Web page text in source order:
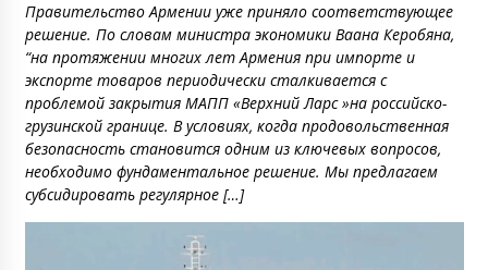
Правительство Армении уже приняло соответствующее
решение. По словам министра экономики Ваана Керобяна,
“на протяжении многих лет Армения при импорте и
экспорте товаров периодически сталкивается с
проблемой закрытия МАПП «Верхний Ларс »на российско-
грузинской границе. В условиях, когда продовольственная
безопасность становится одним из ключевых вопросов,
необходимо фундаментальное решение. Мы предлагаем
субсидировать регулярное […]